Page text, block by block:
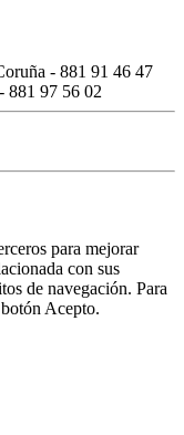
- 881 91 46 47
881 97 56 02
para mejorar
con sus
de navegación. Para
Acepto.